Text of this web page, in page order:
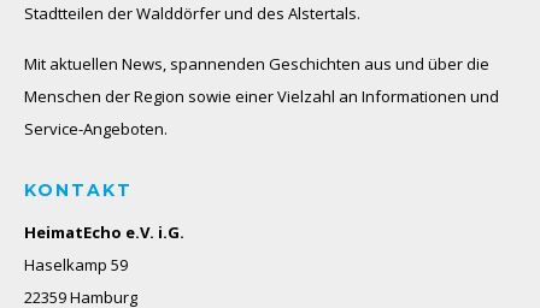
Stadtteilen der Walddörfer und des Alstertals.
Mit aktuellen News, spannenden Geschichten aus und über die
Menschen der Region sowie einer Vielzahl an Informationen und
Service-Angeboten.
KONTAKT
HeimatEcho e.V. i.G.
Haselkamp 59
22359 Hamburg